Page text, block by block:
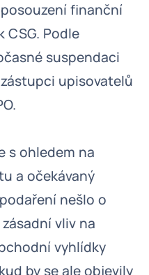
finanční
Podle
suspendaci
upisovatelů
s ohledem na
a očekávaný
nešlo o
vliv na
vyhlídky
by se ale objevily